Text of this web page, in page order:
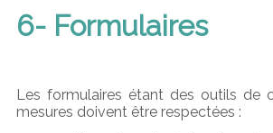
6- Formulaires
Les formulaires étant des outils de
mesures doivent être respectées :